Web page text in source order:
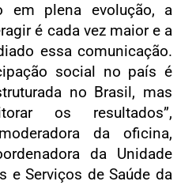
em plena evolução, a
é cada vez maior e a
essa comunicação.
social no país é
no Brasil, mas
os resultados”,
da oficina,
da Unidade
e Serviços de Saúde da